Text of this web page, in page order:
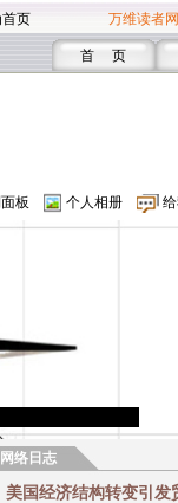
页 万维读者
首 页
板 个人相册
络日志
美国经济结构转变引发